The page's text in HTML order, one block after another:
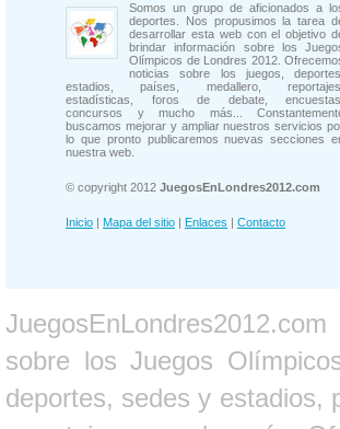
Somos un grupo de aficionados a
deportes. Nos propusimos la tarea
desarrollar esta web con el objetivo
brindar información sobre los
Olímpicos de Londres 2012.
noticias sobre los juegos, deportes,
estadios, países, medallero, reportajes,
estadísticas, foros de debate, encuestas,
concursos y mucho más...
buscamos mejorar y ampliar nuestros servicios
lo que pronto publicaremos nuevas secciones
nuestra web.
© copyright 2012 JuegosEnLondres2012.com
Inicio | Mapa del sitio | Enlaces | Contacto
sobre los Juegos
deportes, sedes y estadios,